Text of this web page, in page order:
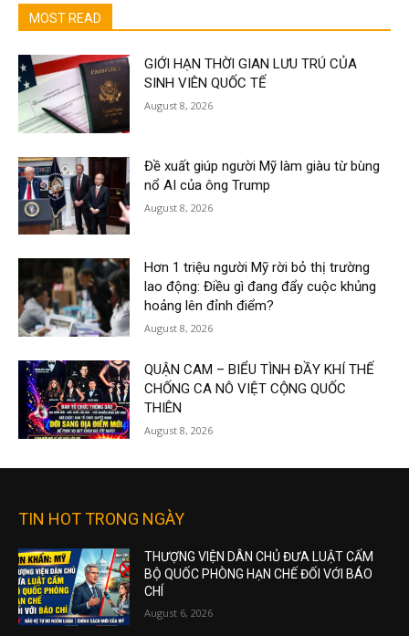
MOST READ
GIỚI HẠN THỜI GIAN LƯU TRÚ CỦA
SINH VIÊN QUỐC TẾ
August 8, 2026
Đề xuất giúp người Mỹ làm giàu từ bùng
nổ AI của ông Trump
August 8, 2026
Hơn 1 triệu người Mỹ rời bỏ thị trường
lao động: Điều gì đang đẩy cuộc khủng
hoảng lên đỉnh điểm?
August 8, 2026
QUẬN CAM – BIỂU TÌNH ĐẦY KHÍ THẾ
CHỐNG CA NÔ VIỆT CỘNG QUỐC
THIÊN
August 8, 2026
TIN HOT TRONG NGÀY
THƯỢNG VIỆN DÂN CHỦ ĐƯA LUẬT CẤM
BỘ QUỐC PHÒNG HẠN CHẾ ĐỐI VỚI BÁO
CHÍ
August 6, 2026